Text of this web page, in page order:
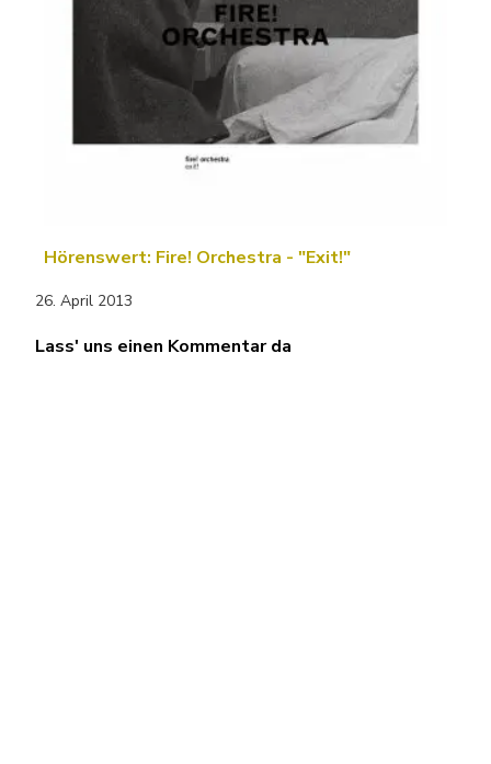
Hörenswert: Fire! Orchestra - "Exit!"
26. April 2013
Lass' uns einen Kommentar da